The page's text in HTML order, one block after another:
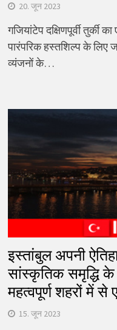
20. जून 2023
गजियांटेप दक्षिणपूर्वी तुर्की
पारंपरिक हस्तशिल्प के लिए
व्यंजनों के…
इस्तांबुल अपनी
सांस्कृतिक समृद्धि
महत्वपूर्ण शहरों में से
15. जून 2023